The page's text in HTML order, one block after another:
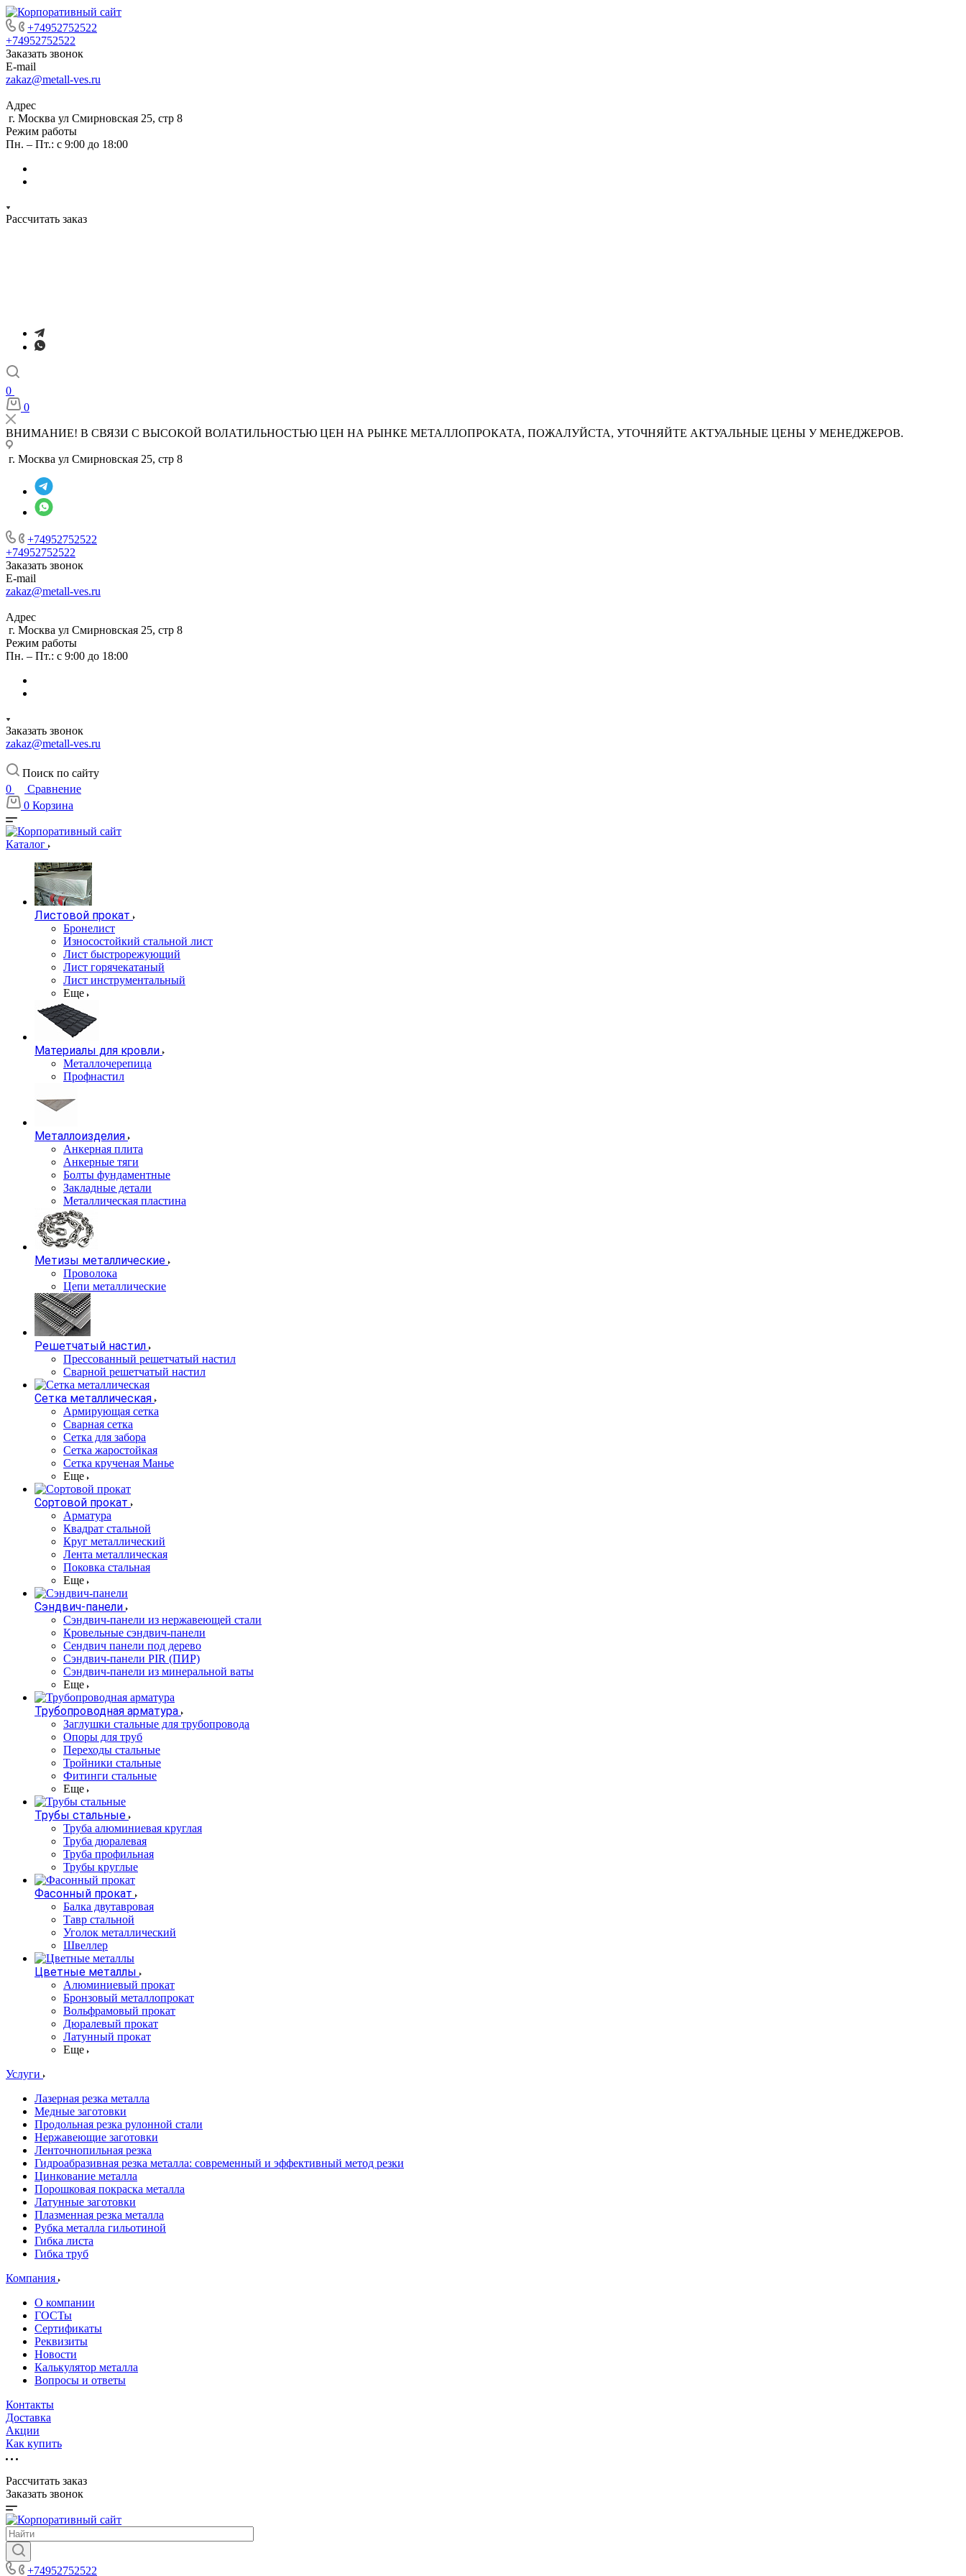
+74952752522
+74952752522
Заказать звонок
E-mail
zakaz@metall-ves.ru
Адрес
г. Москва ул Смирновская 25, стр 8
Режим работы
Пн. – Пт.: с 9:00 до 18:00
Рассчитать заказ
0
0
ВНИМАНИЕ! В СВЯЗИ С ВЫСОКОЙ ВОЛАТИЛЬНОСТЬЮ ЦЕН НА РЫНКЕ МЕТАЛЛОПРОКАТА, ПОЖАЛУЙСТА, УТОЧНЯЙТЕ АКТУАЛЬНЫЕ ЦЕНЫ У МЕНЕДЖЕРОВ.
г. Москва ул Смирновская 25, стр 8
+74952752522
+74952752522
Заказать звонок
E-mail
zakaz@metall-ves.ru
Адрес
г. Москва ул Смирновская 25, стр 8
Режим работы
Пн. – Пт.: с 9:00 до 18:00
Заказать звонок
zakaz@metall-ves.ru
Поиск по сайту
0
Сравнение
0 Корзина
Каталог
Листовой прокат
Бронелист
Износостойкий стальной лист
Лист быстрорежующий
Лист горячекатаный
Лист инструментальный
Еще
Материалы для кровли
Металлочерепица
Профнастил
Металлоизделия
Анкерная плита
Анкерные тяги
Болты фундаментные
Закладные детали
Металлическая пластина
Метизы металлические
Проволока
Цепи металлические
Решетчатый настил
Прессованный решетчатый настил
Сварной решетчатый настил
Сетка металлическая
Армирующая сетка
Сварная сетка
Сетка для забора
Сетка жаростойкая
Сетка крученая Манье
Еще
Сортовой прокат
Арматура
Квадрат стальной
Круг металлический
Лента металлическая
Поковка стальная
Еще
Сэндвич-панели
Cэндвич-панели из нержавеющей стали
Кровельные сэндвич-панели
Сендвич панели под дерево
Сэндвич-панели PIR (ПИР)
Сэндвич-панели из минеральной ваты
Еще
Трубопроводная арматура
Заглушки стальные для трубопровода
Опоры для труб
Переходы стальные
Тройники стальные
Фитинги стальные
Еще
Трубы стальные
Труба алюминиевая круглая
Труба дюралевая
Труба профильная
Трубы круглые
Фасонный прокат
Балка двутавровая
Тавр стальной
Уголок металлический
Швеллер
Цветные металлы
Алюминиевый прокат
Бронзовый металлопрокат
Вольфрамовый прокат
Дюралевый прокат
Латунный прокат
Еще
Услуги
Лазерная резка металла
Медные заготовки
Продольная резка рулонной стали
Нержавеющие заготовки
Ленточнопильная резка
Гидроабразивная резка металла: современный и эффективный метод резки
Цинкование металла
Порошковая покраска металла
Латунные заготовки
Плазменная резка металла
Рубка металла гильотиной
Гибка листа
Гибка труб
Компания
О компании
ГОСТы
Сертификаты
Реквизиты
Новости
Калькулятор металла
Вопросы и ответы
Контакты
Доставка
Акции
Как купить
Рассчитать заказ
Заказать звонок
+74952752522